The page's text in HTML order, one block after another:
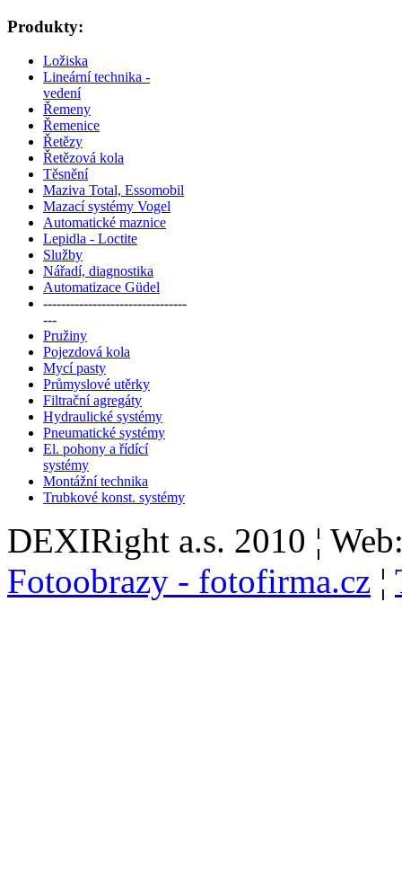
Produkty:
Ložiska
Lineární technika -
vedení
Řemeny
Řemenice
Řetězy
Řetězová kola
Těsnění
Maziva Total, Essomobil
Mazací systémy Vogel
Automatické maznice
Lepidla - Loctite
Služby
Nářadí, diagnostika
Automatizace Güdel
--------------------------------
---
Pružiny
Pojezdová kola
Mycí pasty
Průmyslové utěrky
Filtrační agregáty
Hydraulické systémy
Pneumatické systémy
El. pohony a řídící
systémy
Montážní technika
Trubkové konst. systémy
DEXIRight a.s. 2010 ¦
Fotoobrazy - fotofirma.cz ¦